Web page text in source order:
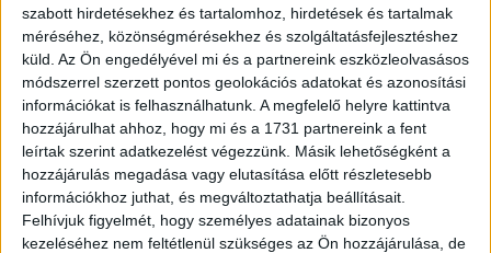
szabott hirdetésekhez és tartalomhoz, hirdetések és tartalmak
méréséhez, közönségmérésekhez és szolgáltatásfejlesztéshez
küld. Az Ön engedélyével mi és a partnereink eszközleolvasásos
módszerrel szerzett pontos geolokációs adatokat és azonosítási
információkat is felhasználhatunk. A megfelelő helyre kattintva
hozzájárulhat ahhoz, hogy mi és a 1731 partnereink a fent
leírtak szerint adatkezelést végezzünk. Másik lehetőségként a
hozzájárulás megadása vagy elutasítása előtt részletesebb
információkhoz juthat, és megváltoztathatja beállításait.
Felhívjuk figyelmét, hogy személyes adatainak bizonyos
kezeléséhez nem feltétlenül szükséges az Ön hozzájárulása, de